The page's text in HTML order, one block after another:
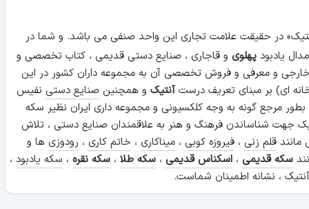
در حقیقت علامت تجاری این واحد صنفی می باشد. و شما در
یادبود پهلوی و قاجاری ، صنایع دستی قدیمی ، کتاب تخصصی و
خارجی و معرفی و فروش تخصصی آن به مجموعه داران کشور در این
ای) بر مبنای تعریف درست آنتیک و همچنین صنایع دستی نفیس
مرجع گونه به وجه کلکسیونی و مجموعه داری ایران نظیر سکه
جهت شناساندن فرهنگ و هنر به علاقمندان صنایع دستی ، تلاش
مانند قلم زنی ، فیروزه کوبی ، میناکاری ، خاتم کاری ، رودوزی ها و
سکه قدیمی ، اسکناس قدیمی ، سکه طلا ، سکه نقره ، سکه یادبود ،
، نشانه اطمینان شماست.